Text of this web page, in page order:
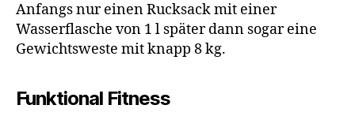
Anfangs nur einen Rucksack mit einer
Wasserflasche von 1 l später dann sogar eine
Gewichtsweste mit knapp 8 kg.
Funktional Fitness